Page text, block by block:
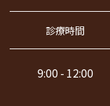
診療時間
9:00 - 12:00